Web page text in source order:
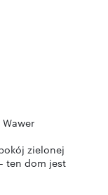
zielonej
ten dom jest